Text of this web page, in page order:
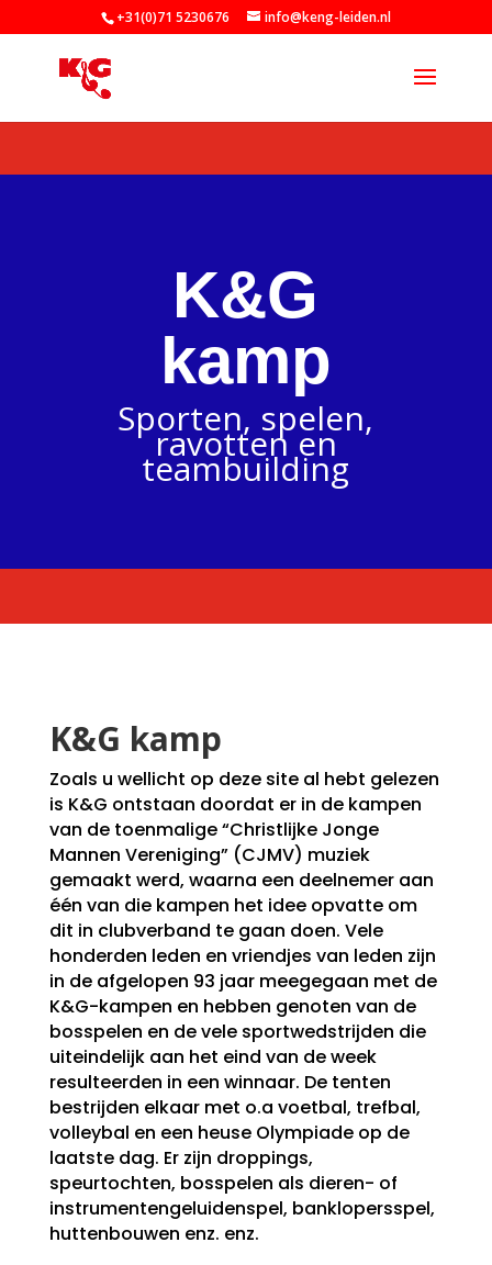
+31(0)71 5230676 info@keng-leiden.nl
K&G
kamp
Sporten, spelen,
ravotten en
teambuilding
K&G kamp
Zoals u wellicht op deze site al hebt gelezen
is K&G ontstaan doordat er in de kampen
van de toenmalige “Christlijke Jonge
Mannen Vereniging” (CJMV) muziek
gemaakt werd, waarna een deelnemer aan
één van die kampen het idee opvatte om
dit in clubverband te gaan doen. Vele
honderden leden en vriendjes van leden zijn
in de afgelopen 93 jaar meegegaan met de
K&G-kampen en hebben genoten van de
bosspelen en de vele sportwedstrijden die
uiteindelijk aan het eind van de week
resulteerden in een winnaar. De tenten
bestrijden elkaar met o.a voetbal, trefbal,
volleybal en een heuse Olympiade op de
laatste dag. Er zijn droppings,
speurtochten, bosspelen als dieren- of
instrumentengeluidenspel, banklopersspel,
huttenbouwen enz. enz.